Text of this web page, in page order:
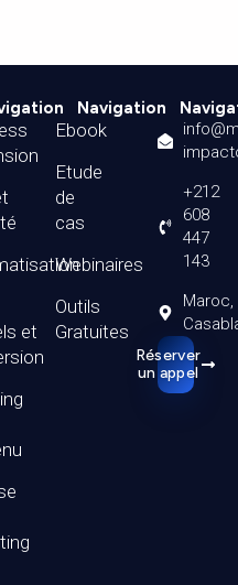
et
Navigation
Ebook
Etude
de
cas
Webinaires
Outils
Gratuites
+212
608
447
143
Maroc,
Réserver
un appel